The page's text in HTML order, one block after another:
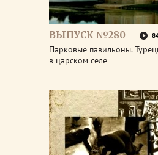
ВЫПУСК №280
Парковые павильоны.
в царском селе